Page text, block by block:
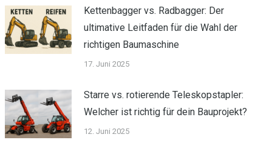
Kettenbagger vs. Radbagger: Der
ultimative Leitfaden für die Wahl der
richtigen Baumaschine
17. Juni 2025
Starre vs. rotierende Teleskopstapler:
Welcher ist richtig für dein Bauprojekt?
12. Juni 2025